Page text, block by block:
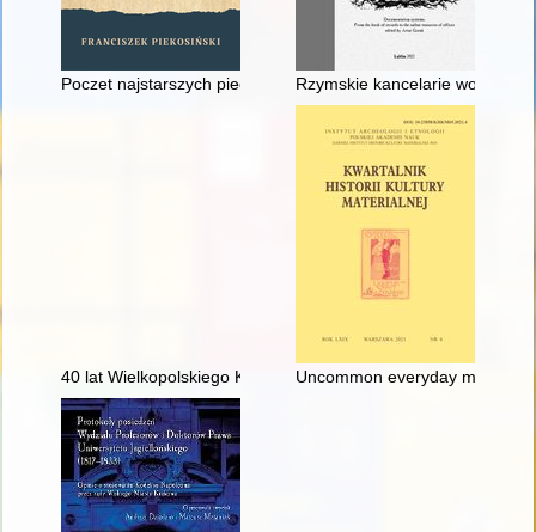
Poczet najstarszych pieczęci szlachty polskiej z tematów
Rzymskie kancelarie
40 lat Wielkopolskiego Klubu Publicystów Krajoznawczych
Uncommon everyday married